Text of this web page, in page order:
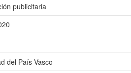
publicitaria
del País Vasco